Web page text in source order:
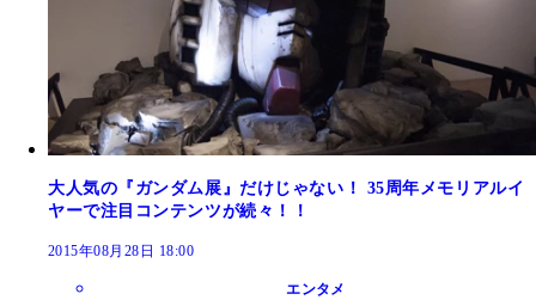
大人気の『ガンダム展』だけじゃない！ 35周年メモリアルイ
ヤーで注目コンテンツが続々！！
2015年08月28日 18:00
エンタメ